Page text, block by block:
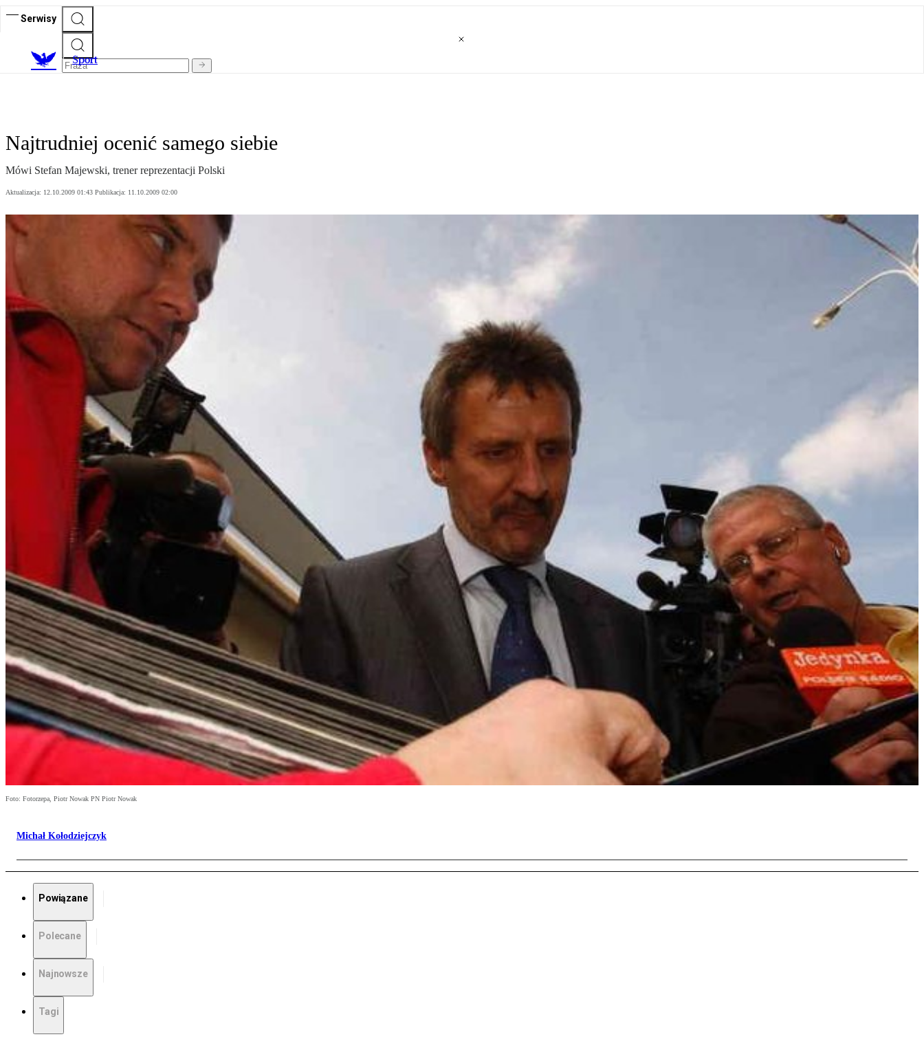
Serwisy
Sport
Najtrudniej ocenić samego siebie
Mówi Stefan Majewski, trener reprezentacji Polski
Aktualizacja: 12.10.2009 01:43 Publikacja: 11.10.2009 02:00
Foto: Fotorzepa, Piotr Nowak PN Piotr Nowak
Michał Kołodziejczyk
Powiązane
Polecane
Najnowsze
Tagi